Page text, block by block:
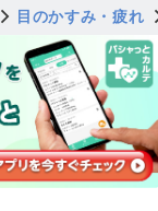
目のかすみ・疲れ